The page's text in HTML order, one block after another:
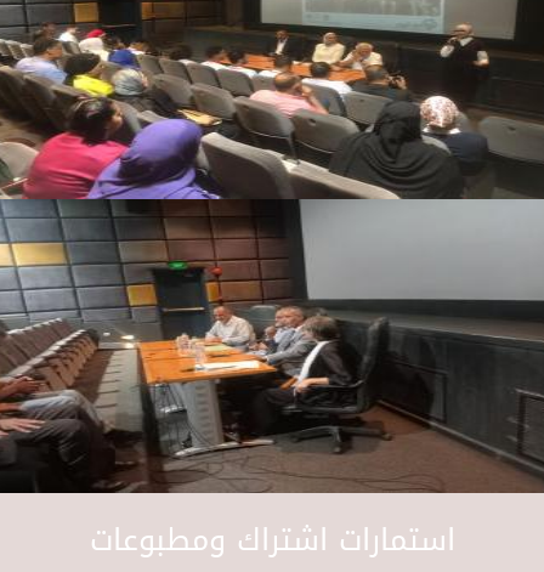
استمارات اشتراك ومطبوعات